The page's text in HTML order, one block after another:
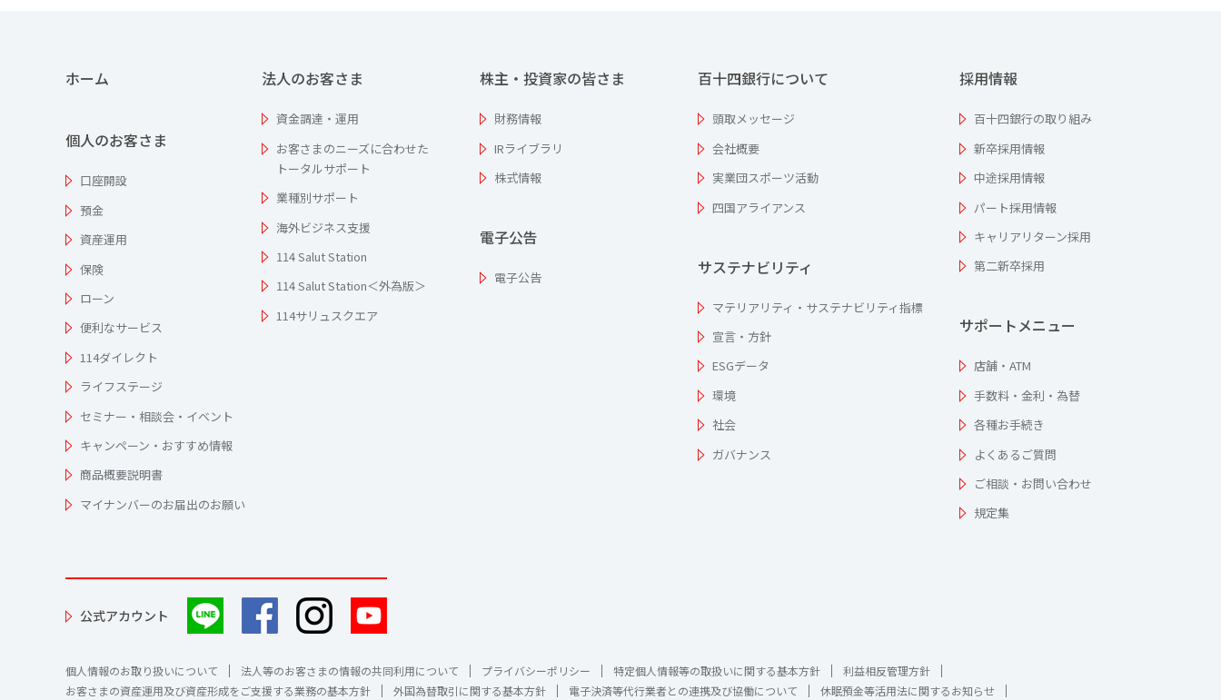
ホーム
個人のお客さま
口座開設
預金
資産運用
保険
ローン
便利なサービス
114ダイレクト
ライフステージ
セミナー・相談会・イベント
キャンペーン・おすすめ情報
商品概要説明書
マイナンバーのお届出のお願い
法人のお客さま
資金調達・運用
お客さまのニーズに合わせた
トータルサポート
業種別サポート
海外ビジネス支援
114 Salut Station
114 Salut Station＜外為版＞
114サリュスクエア
株主・投資家の皆さま
財務情報
IRライブラリ
株式情報
電子公告
電子公告
百十四銀行について
頭取メッセージ
会社概要
実業団スポーツ活動
四国アライアンス
サステナビリティ
マテリアリティ・サステナビリティ指標
宣言・方針
ESGデータ
環境
社会
ガバナンス
採用情報
百十四銀行の取り組み
新卒採用情報
中途採用情報
パート採用情報
キャリアリターン採用
第二新卒採用
サポートメニュー
店舗・ATM
手数料・金利・為替
各種お手続き
よくあるご質問
ご相談・お問い合わせ
規定集
公式アカウント
個人情報のお取り扱いについて 法人等のお客さまの情報の共同利用について プライバシーポリシー 特定個人情報等の取扱いに関する基本方針
利益相反管理方針
お客さまの資産運用及び資産形成をご支援する業務の基本方針
外国為替取引に関する基本方針 電子決済等代行業者との連携及び協働について 休眠預金等活用法に関するお知らせ